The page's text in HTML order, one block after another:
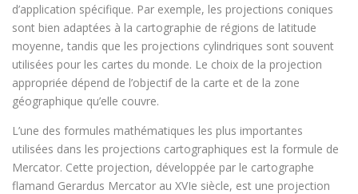
d’application spécifique. Par exemple, les projections coniques
sont bien adaptées à la cartographie de régions de latitude
moyenne, tandis que les projections cylindriques sont souvent
utilisées pour les cartes du monde. Le choix de la projection
appropriée dépend de l’objectif de la carte et de la zone
géographique qu’elle couvre.
L’une des formules mathématiques les plus importantes
utilisées dans les projections cartographiques est la formule de
Mercator. Cette projection, développée par le cartographe
flamand Gerardus Mercator au XVIe siècle, est une projection